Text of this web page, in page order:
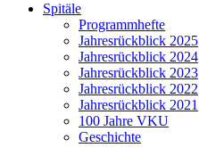
Spitäle
Programmhefte
Jahresrückblick 2025
Jahresrückblick 2024
Jahresrückblick 2023
Jahresrückblick 2022
Jahresrückblick 2021
100 Jahre VKU
Geschichte